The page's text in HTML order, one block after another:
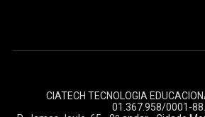
CIATECH TECNOLOGIA
01.367.958/0001-88.